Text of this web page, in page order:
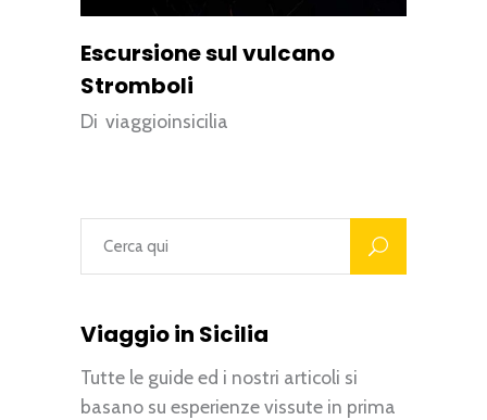
Escursione sul vulcano
Stromboli
Di viaggioinsicilia
Viaggio in Sicilia
Tutte le guide ed i nostri articoli si
basano su esperienze vissute in prima